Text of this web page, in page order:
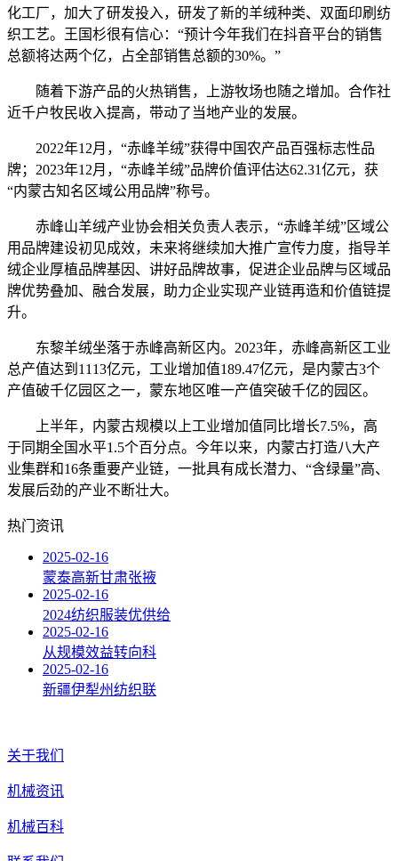
化工厂，加大了研发投入，研发了新的羊绒种类、双面印刷纺
织工艺。王国杉很有信心：“预计今年我们在抖音平台的销售
总额将达两个亿，占全部销售总额的30%。”
随着下游产品的火热销售，上游牧场也随之增加。合作社
近千户牧民收入提高，带动了当地产业的发展。
2022年12月，“赤峰羊绒”获得中国农产品百强标志性品
牌；2023年12月，“赤峰羊绒”品牌价值评估达62.31亿元，获
“内蒙古知名区域公用品牌”称号。
赤峰山羊绒产业协会相关负责人表示，“赤峰羊绒”区域公
用品牌建设初见成效，未来将继续加大推广宣传力度，指导羊
绒企业厚植品牌基因、讲好品牌故事，促进企业品牌与区域品
牌优势叠加、融合发展，助力企业实现产业链再造和价值链提
升。
东黎羊绒坐落于赤峰高新区内。2023年，赤峰高新区工业
总产值达到1113亿元，工业增加值189.47亿元，是内蒙古3个
产值破千亿园区之一，蒙东地区唯一产值突破千亿的园区。
上半年，内蒙古规模以上工业增加值同比增长7.5%，高
于同期全国水平1.5个百分点。今年以来，内蒙古打造八大产
业集群和16条重要产业链，一批具有成长潜力、“含绿量”高、
发展后劲的产业不断壮大。
热门资讯
2025-02-16
蒙泰高新甘肃张掖
2025-02-16
2024纺织服装优供给
2025-02-16
从规模效益转向科
2025-02-16
新疆伊犁州纺织联
关于我们
机械资讯
机械百科